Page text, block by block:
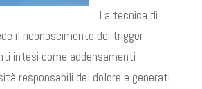
La tecnica di
il riconoscimento dei trigger
intesi come addensamenti
responsabili del dolore e generati